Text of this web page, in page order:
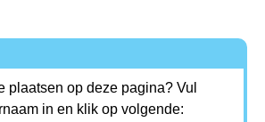
plaatsen op deze pagina? Vul
in en klik op volgende: